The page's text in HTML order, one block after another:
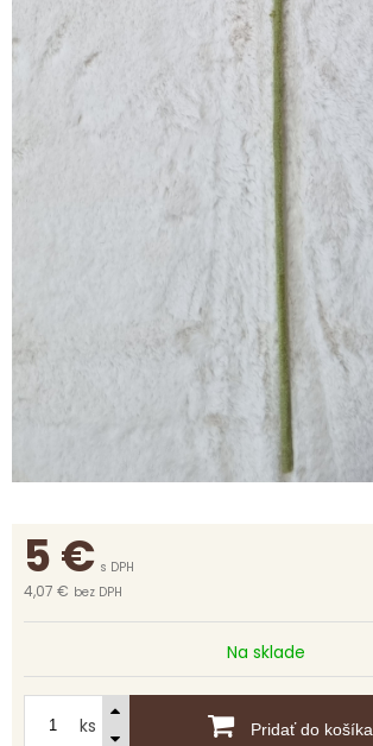
5€ s DPH
4,07 € bez DPH
Na sklade
ks Pridať do košíka